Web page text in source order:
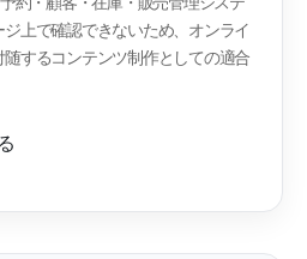
上で確認できないため、オンライ
するコンテンツ制作としての適合